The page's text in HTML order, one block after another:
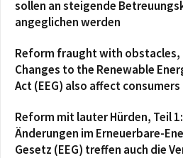
sollen an steigende
angeglichen werden
Reform fraught with obstacles,
Changes to the Renewable
Act (EEG) also affect consumers
Reform mit lauter Hürden, Teil 1:
Änderungen im Erneuerbare-
Gesetz (EEG) treffen auch die